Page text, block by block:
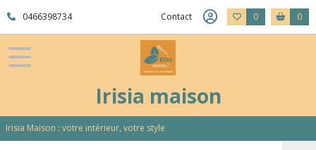
0466398734 Contact 0 0
Irisia maison
Irisia Maison : votre intérieur, votre style